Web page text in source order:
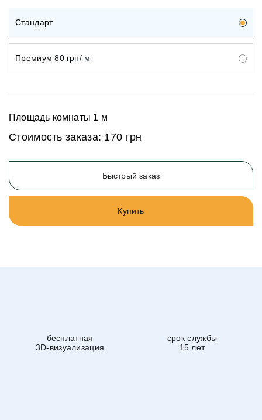
Стандарт
Премиум 80 грн/ м
Площадь комнаты 1 м
Стоимость заказа: 170 грн
Быстрый заказ
Купить
бесплатная
3D-визуализация
срок службы
15 лет